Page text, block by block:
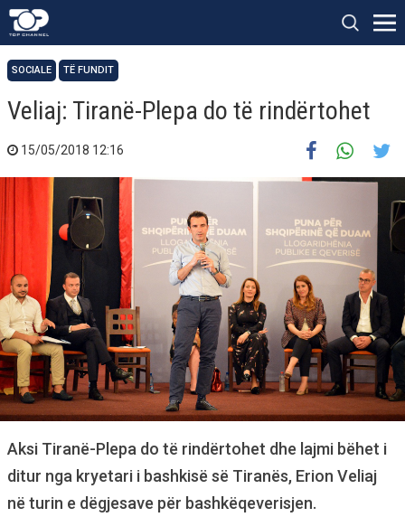
SOCIALE TË FUNDIT
Veliaj: Tiranë-Plepa do të rindërtohet
15/05/2018 12:16
Aksi Tiranë-Plepa do të rindërtohet dhe lajmi bëhet i
ditur nga kryetari i bashkisë së Tiranës, Erion Veliaj
në turin e dëgjesave për bashkëqeverisjen.